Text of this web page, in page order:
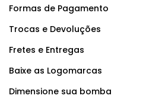
Formas de Pagamento
Trocas e Devoluções
Fretes e Entregas
Baixe as Logomarcas
Dimensione sua bomba